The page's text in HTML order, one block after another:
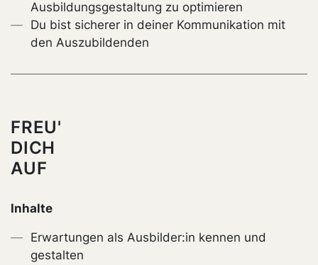
Ausbildungsgestaltung zu optimieren
Du bist sicherer in deiner Kommunikation mit
den Auszubildenden
FREU'
DICH
AUF
Inhalte
Erwartungen als Ausbilder:in kennen und
gestalten